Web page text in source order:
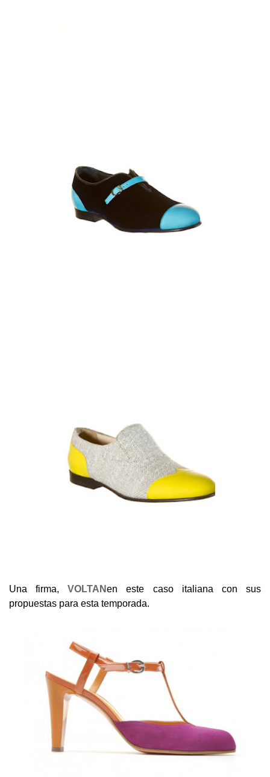
Una firma,VOLTANen este caso italiana con sus
propuestas para esta temporada.